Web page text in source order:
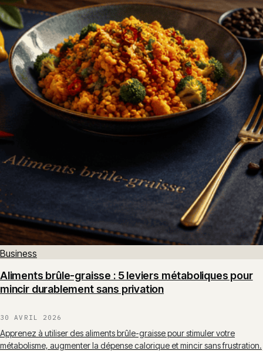
Business
Aliments brûle-graisse : 5 leviers métaboliques pour
mincir durablement sans privation
30 AVRIL 2026
Apprenez à utiliser des aliments brûle-graisse pour stimuler votre
métabolisme, augmenter la dépense calorique et mincir sans frustration.